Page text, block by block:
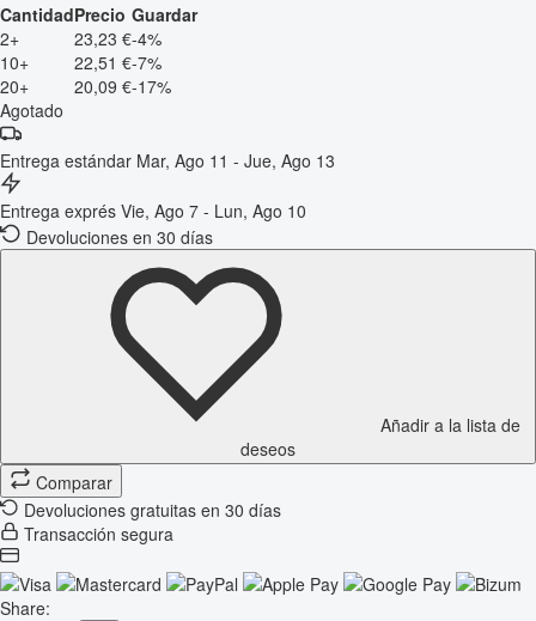
CantidadPrecio Guardar
2+
23,23 €-4%
10+
22,51 €-7%
20+
20,09 €-17%
Agotado
Entrega estándar Mar, Ago 11 - Jue, Ago 13
Entrega exprés Vie, Ago 7 - Lun, Ago 10
Devoluciones en 30 días
Añadir a la lista de
deseos
Comparar
Devoluciones gratuitas en 30 días
Transacción segura
Share: